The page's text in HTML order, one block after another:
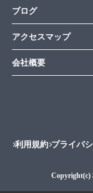
ブログ
アクセスマップ
会社概要
利用規約 プライバ
Copyright(c)